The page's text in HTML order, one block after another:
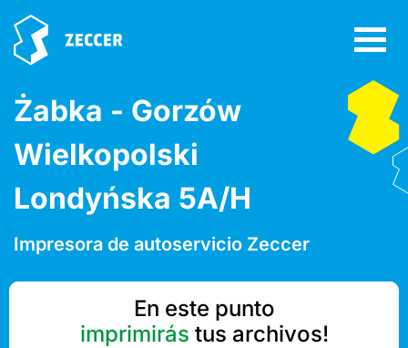
Żabka - Gorzów
Wielkopolski
Londyńska 5A/H
Impresora de autoservicio Zeccer
En este punto
imprimirás tus archivos!